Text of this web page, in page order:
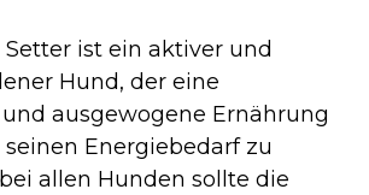
Setter ist ein aktiver und
Hund, der eine
ausgewogene Ernährung
Energiebedarf zu
allen Hunden sollte die